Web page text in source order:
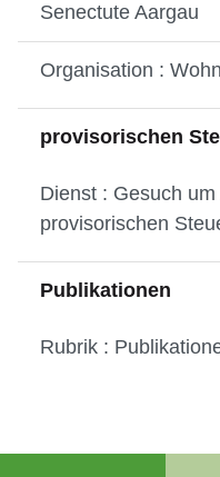
Senectute Aargau
Organisation :
provisorischen
Dienst : Gesuch
provisorischen
Publikationen
Rubrik :